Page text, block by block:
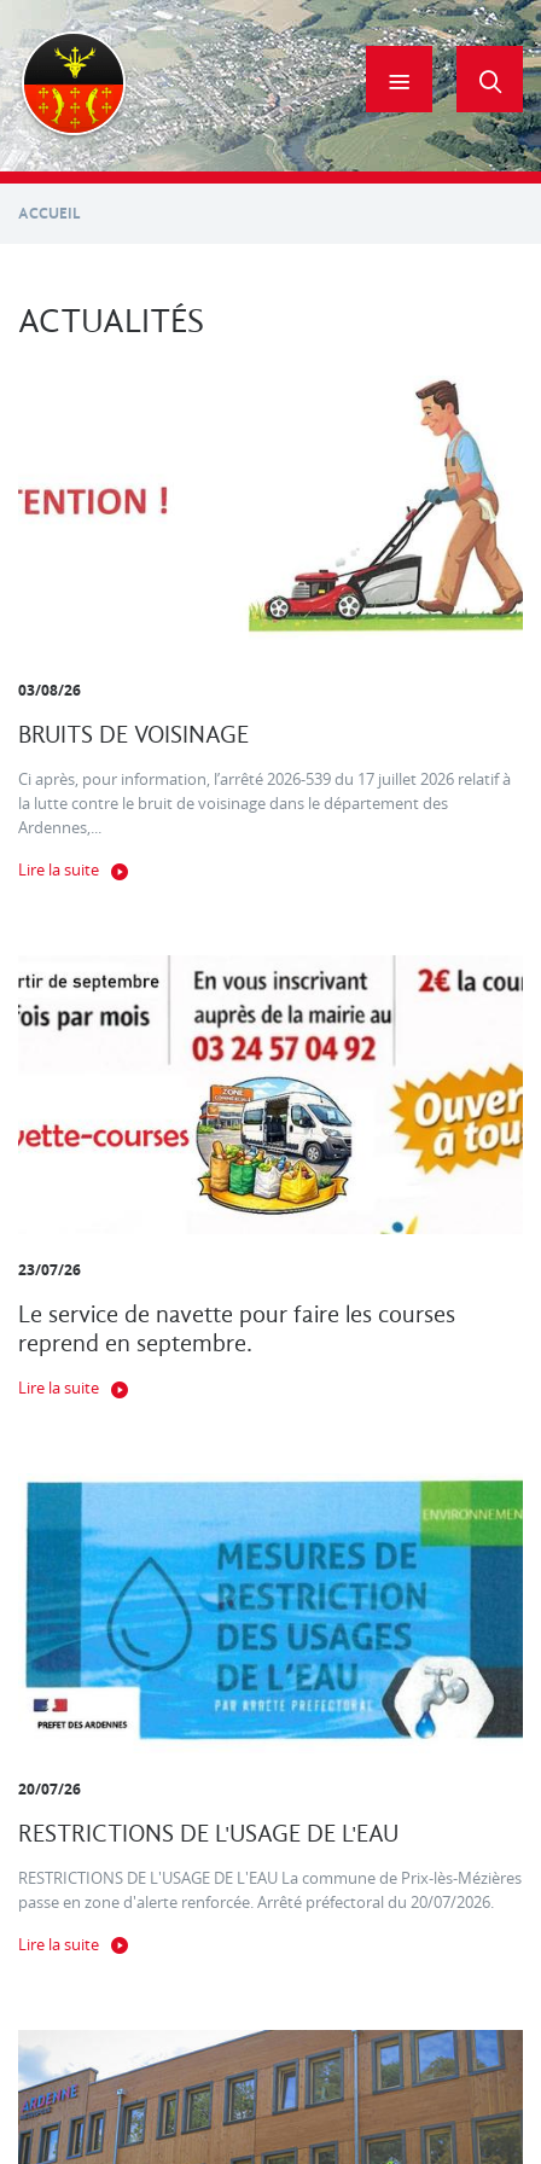
contenu
principal
ACCUEIL
ACTUALITÉS
03/08/26
BRUITS DE VOISINAGE
Ci après, pour information, l’arrêté 2026-539 du 17 juillet 2026 relatif à
la lutte contre le bruit de voisinage dans le département des
Ardennes,...
Lire la suite
23/07/26
Le service de navette pour faire les courses
reprend en septembre.
Lire la suite
20/07/26
RESTRICTIONS DE L'USAGE DE L'EAU
RESTRICTIONS DE L'USAGE DE L'EAU La commune de Prix-lès-Mézières
passe en zone d'alerte renforcée. Arrêté préfectoral du 20/07/2026.
Lire la suite